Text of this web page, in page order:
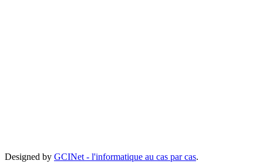
Designed by GCINet - l'informatique au cas par cas.